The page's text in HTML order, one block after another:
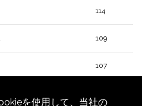
を使用して、当社の
114
109
107